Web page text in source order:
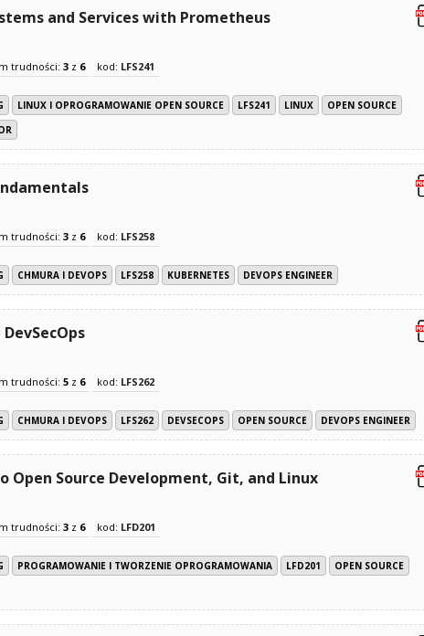
and Services with Prometheus
trudności: 3 z 6 kod: LFS241
LINUX I OPROGRAMOWANIE OPEN SOURCE LFS241 LINUX
OPEN SOURCE
trudności: 3 z 6 kod: LFS258
CHMURA I DEVOPS LFS258 KUBERNETES DEVOPS ENGINEER
trudności: 5 z 6 kod: LFS262
CHMURA I DEVOPS LFS262 DEVSECOPS OPEN SOURCE DEVOPS ENGINEER
Open Source Development, Git, and Linux
trudności: 3 z 6 kod: LFD201
PROGRAMOWANIE I TWORZENIE OPROGRAMOWANIA LFD201
OPEN SOURCE